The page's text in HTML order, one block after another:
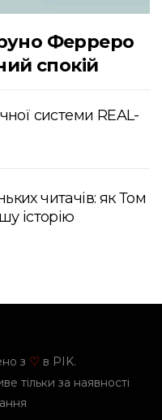
Ферреро
спокій
системи REAL-
читачів: як Том
історію
з ♡ в PIK.
тільки за наявності